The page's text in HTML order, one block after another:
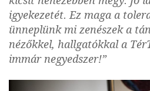
igyekezetét. Ez maga a
ünneplünk mi zenészek a
nézőkkel, hallgatókkal a
immár negyedszer!”